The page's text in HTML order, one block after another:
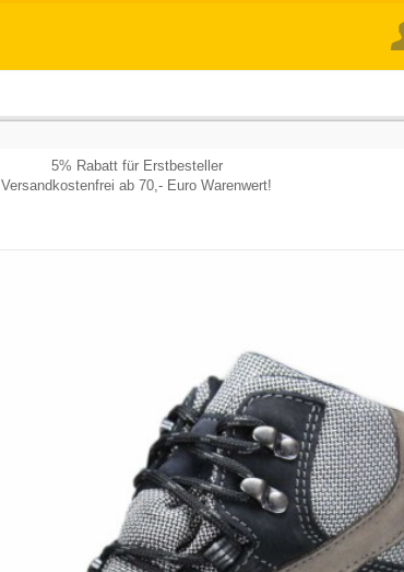
5% Rabatt für Erstbesteller
Versandkostenfrei ab 70,- Euro Warenwert!